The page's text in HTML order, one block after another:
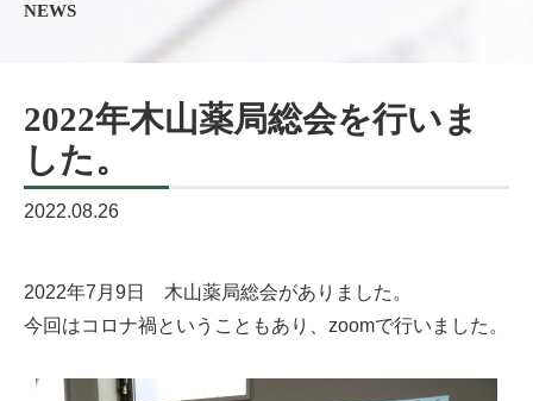
NEWS
2022年木山薬局総会を行いま
した。
2022.08.26
2022年7月9日 木山薬局総会がありました。
今回はコロナ禍ということもあり、zoomで行いました。